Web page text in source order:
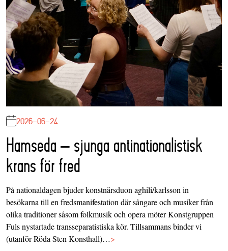
2026-06-24
Hamseda – sjunga antinationalistisk
krans för fred
På nationaldagen bjuder konstnärsduon aghili/karlsson in
besökarna till en fredsmanifestation där sångare och musiker från
olika traditioner såsom folkmusik och opera möter Konstgruppen
Fuls nystartade transseparatistiska kör. Tillsammans binder vi
(utanför Röda Sten Konsthall)…>